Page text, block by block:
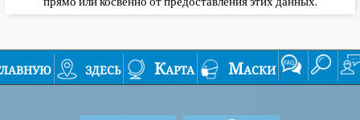
здесь Карта Маски